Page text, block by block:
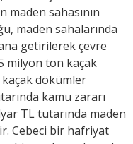
maden sahasının
maden sahalarında
getirilerek çevre
milyon ton kaçak
kaçak dökümler
kamu zararı
TL tutarında maden
Cebeci bir hafriyat